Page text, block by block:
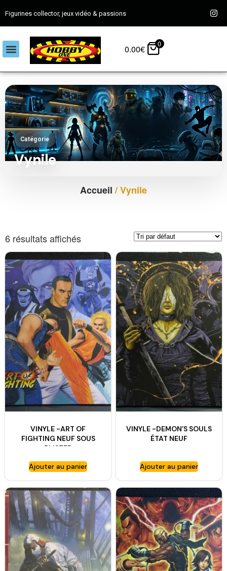
Figurines collector, jeux vidéo & passions
0.00€ 0
Catégorie
Vynile
Accueil / Vynile
6 résultats affichés
VINYLE -ART OF
FIGHTING NEUF SOUS
BLISTER
Ajouter au panier
VINYLE -DEMON’S SOULS
ÉTAT NEUF
Ajouter au panier